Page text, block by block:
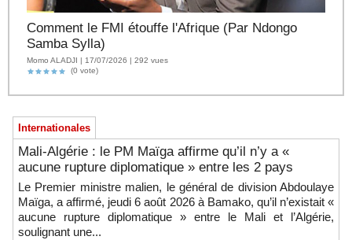
Comment le FMI étouffe l'Afrique (Par Ndongo
Samba Sylla)
Momo ALADJI | 17/07/2026 | 292 vues
(0 vote)
Internationales
Mali-Algérie : le PM Maïga affirme qu’il n’y a «
aucune rupture diplomatique » entre les 2 pays
Le Premier ministre malien, le général de division Abdoulaye
Maïga, a affirmé, jeudi 6 août 2026 à Bamako, qu’il n’existait «
aucune rupture diplomatique » entre le Mali et l’Algérie,
soulignant une...